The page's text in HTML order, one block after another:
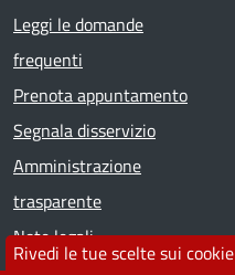
Rivedi le tue scelte sui cookie
Footer menu
Leggi le domande
frequenti
Prenota appuntamento
Segnala disservizio
Amministrazione
trasparente
Note legali